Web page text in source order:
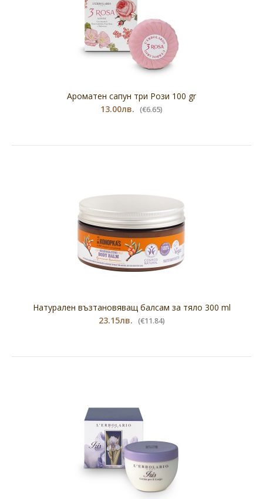
Ароматен сапун три Рози 100 gr
13.00лв. (€6.65)
Натурален възтановяващ балсам за тяло 300 ml
23.15лв. (€11.84)